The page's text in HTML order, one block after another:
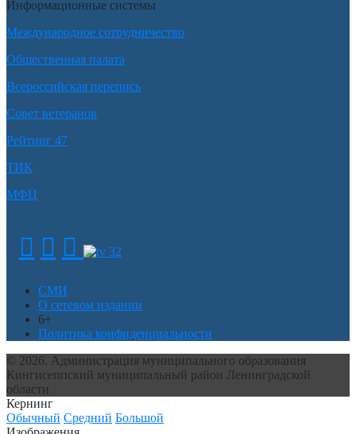
Информационные системы
Международное сотрудничество
Общественная палата
Всероссийская перепись
Совет ветеранов
Рейтинг 47
ТИК
МФЦ
СМИ
О сетевом издании
6+
Политика конфиденциальности
© 2026. Администрация муниципального образования
Кингисеппский муниципальный район Ленинградской
области
Кернинг
Обычный Средний Большой